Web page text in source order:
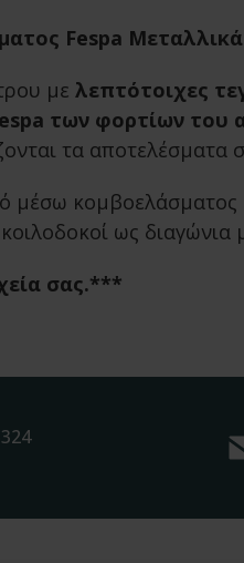
Fespa
με λεπτότοιχες
των φορτίων του
τα αποτελέσματα
μέσω
ως διαγώνια
σας.***